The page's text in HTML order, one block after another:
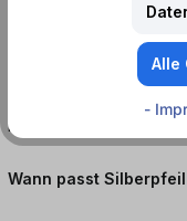
Wie schmeckt
Klassisch süß, leicht
Wann passt
Alle
-